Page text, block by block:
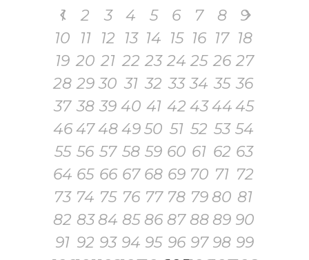
1 2 3 4 5 6 7 8
9
10
11 12 13 14 15 16 17 18
19 20 21 22 23 24 25 26 27
28 29 30 31 32 33 34 35 36
37 38 39 40 41 42 434445
46 474849 50 51 52 53 54
55 56 57 58 59 60 61 62 63
64 65 66 67 68 69 70 71 72
73 74 75 76 77 78 79 80 81
82 83 84 85 86 87 88 89 90
91 92 93 94 95 96 97 98 99